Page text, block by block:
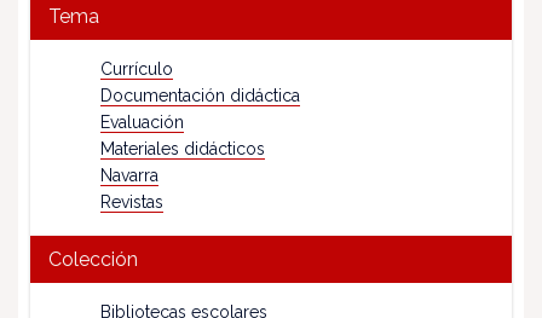
Tema
Currículo
Documentación didáctica
Evaluación
Materiales didácticos
Navarra
Revistas
Colección
Bibliotecas escolares